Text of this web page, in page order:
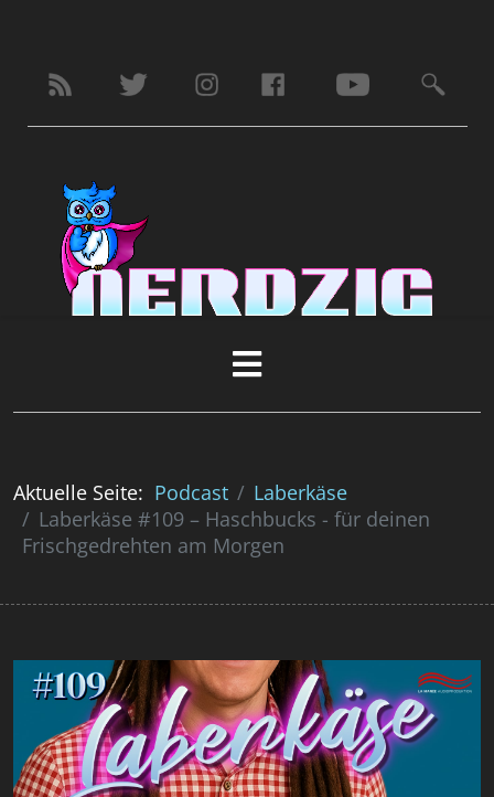
Aktuelle Seite: Podcast
Laberkäse
Laberkäse #109 – Haschbucks - für deinen
Frischgedrehten am Morgen